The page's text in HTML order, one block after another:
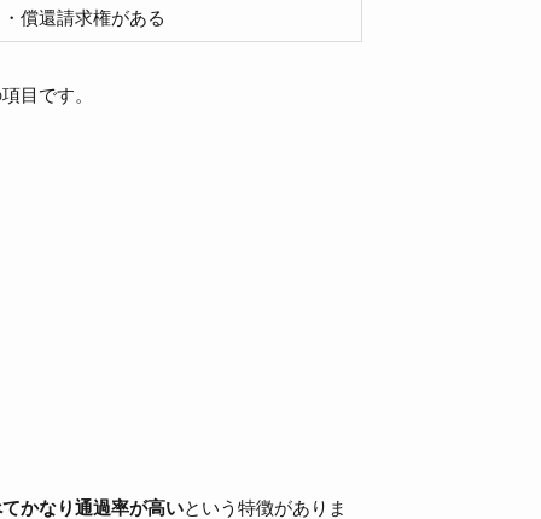
・償還請求権がある
目です。
かなり通過率が高いという特徴がありま